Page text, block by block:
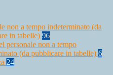
non a tempo indeterminato (da
in tabelle) 96
personale non a tempo
(da pubblicare in tabelle) 6
24